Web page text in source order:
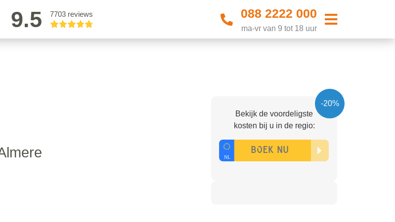
9.5 7703 reviews 088 2222 000
ma-vr van 9 tot 18 uur
-20%
Bekijk de voordeligste
kosten bij u in de regio: